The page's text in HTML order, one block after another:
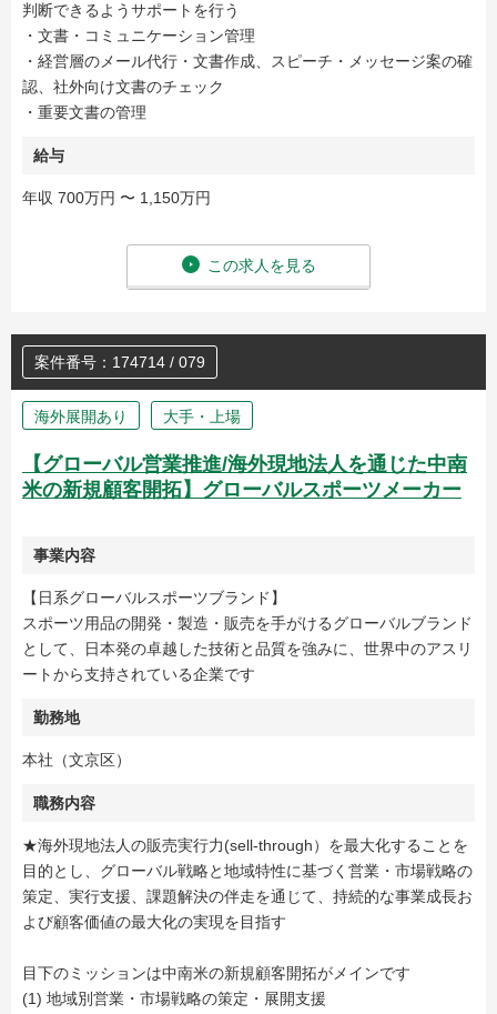
判断できるようサポートを行う
・文書・コミュニケーション管理
・経営層のメール代行・文書作成、スピーチ・メッセージ案の確
認、社外向け文書のチェック
・重要文書の管理
給与
年収 700万円 〜 1,150万円
この求人を見る
案件番号：174714 / 079
海外展開あり 大手・上場
【グローバル営業推進/海外現地法人を通じた中南
米の新規顧客開拓】グローバルスポーツメーカー
事業内容
【日系グローバルスポーツブランド】
スポーツ用品の開発・製造・販売を手がけるグローバルブランド
として、日本発の卓越した技術と品質を強みに、世界中のアスリ
ートから支持されている企業です
勤務地
本社（文京区）
職務内容
★海外現地法人の販売実行力(sell-through）を最大化することを
目的とし、グローバル戦略と地域特性に基づく営業・市場戦略の
策定、実行支援、課題解決の伴走を通じて、持続的な事業成長お
よび顧客価値の最大化の実現を目指す
目下のミッションは中南米の新規顧客開拓がメインです
(1) 地域別営業・市場戦略の策定・展開支援